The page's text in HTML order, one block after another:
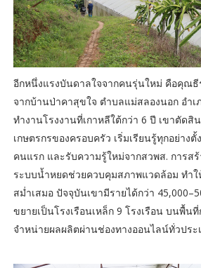
อีกหนึ่งแรงบันดาลใจจากคนรุ่นใหม่ คือคุณ
จากบ้านป่าคาสุขใจ ตำบลแม่สลองนอก อำเ
ทำงานโรงงานที่เกาหลีใต้กว่า 6 ปี เขาตัด
เกษตรกรของครอบครัว เริ่มเรียนรู้ทุกอย่าง
คนแรก และรับความรู้ใหม่จากสวพส. การสร้
ระบบน้ำหยดช่วยควบคุมสภาพแวดล้อม ทำใ
สม่ำเสมอ ปัจจุบันเขามีรายได้กว่า
ขยายเป็นโรงเรือนเหล็ก 9 โรงเรือน บนพื้น
จำหน่ายผลผลิตผ่านช่องทางออนไลน์ทั่วประ